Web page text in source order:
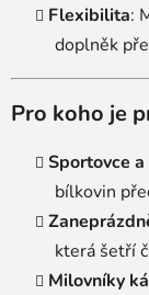
Flexibilita:
doplněk
Pro koho je
Sportovce
bílkovin
která šetří
Milovníky